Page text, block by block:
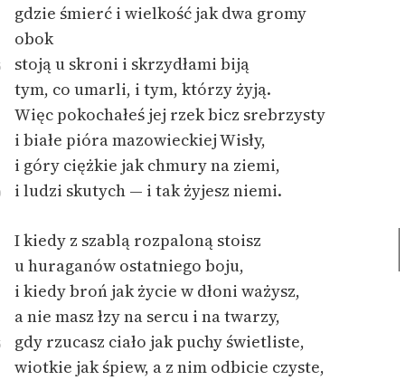
Kolekcje edukacyjne
twórców przechodzących
do domeny publicznej,
lektur szkolnych oraz
Starego Testamentu
Odkurzamy bohaterów
Szkoła Poezji Wolnych
Lektur
O nas
Kontakt
O projekcie
Zespół
gdzie śmierć i wielkość jak dwa gromy
obok
stoją u skroni i skrzydłami biją
tym, co umarli, i tym, którzy żyją.
Więc pokochałeś jej rzek bicz srebrzysty
i białe pióra mazowieckiej Wisły,
i góry ciężkie jak chmury na ziemi,
i ludzi skutych — i tak żyjesz niemi.
I kiedy z szablą rozpaloną stoisz
u huraganów ostatniego boju,
i kiedy broń jak życie w dłoni ważysz,
a nie masz łzy na sercu i na twarzy,
gdy rzucasz ciało jak puchy świetliste,
wiotkie jak śpiew, a z nim odbicie czyste,